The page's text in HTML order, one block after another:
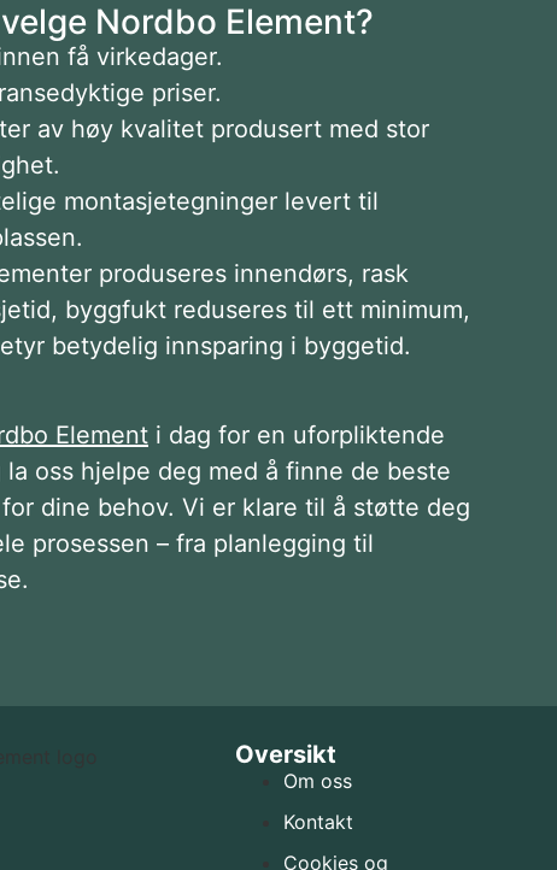
Nordbo Element?
få virkedager.
priser.
av høy kvalitet produsert med stor
montasjetegninger levert til
produseres innendørs, rask
byggfukt reduseres til ett minimum,
betydelig innsparing i byggetid.
Element i dag for en uforpliktende
la oss hjelpe deg med å finne de beste
dine behov. Vi er klare til å støtte deg
prosessen – fra planlegging til
Oversikt
Om oss
Kontakt
Cookies og